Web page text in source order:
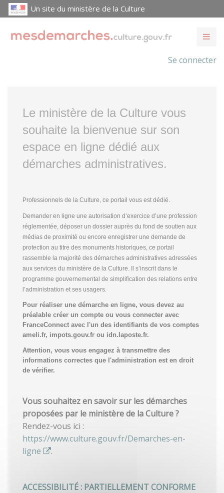
Un site du ministère de la Culture
Se connecter
Le ministère de la Culture vous
souhaite la bienvenue sur son
espace en ligne dédié aux
démarches administratives.
Professionnels de la Culture, ce portail vous est dédié.
Demander en ligne une autorisation d’exercice d’une profession
réglementée, déposer un dossier auprès du fond de soutien aux
médias de proximité ou encore enregistrer une demande de
protection au titre des monuments historiques, ce portail
rassemble la majorité des démarches administratives adressées
aux services du ministère de la Culture. Il s’inscrit dans le
programme gouvernemental de simplification des relations entre
l’administration et ses usagers.
Pour réaliser une démarche en ligne, vous devez au
préalable créer un compte ou vous connecter avec
FranceConnect avec l'un des identifiants de vos comptes
ameli.fr, impots.gouv.fr ou idn.laposte.fr.
Attention, vous vous engagez à transmettre des
informations correctes que l'administration est en droit
de vérifier.
Vous souhaitez en savoir sur les démarches
proposées par le ministère de la Culture ?
Rendez-vous ici :
https://www.culture.gouv.fr/Demarches-en-
ligne
.
ACCESSIBILITÉ : PARTIELLEMENT CONFORME